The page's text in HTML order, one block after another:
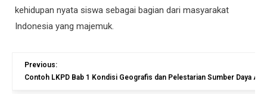
kehidupan nyata siswa sebagai bagian dari masyarakat
Indonesia yang majemuk.
Previous:
Contoh LKPD Bab 1 Kondisi Geografis dan Pelestarian Sumber Daya